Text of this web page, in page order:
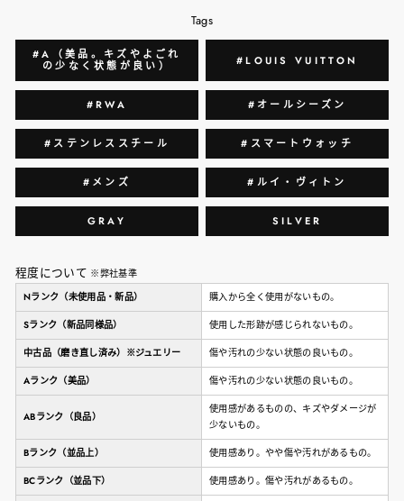
Tags
#A（美品。キズやよごれ
の少なく状態が良い）
#LOUIS VUITTON
#RWA #オールシーズン
#ステンレススチール #スマートウォッチ
#メンズ #ルイ・ヴィトン
GRAY SILVER
程度について ※弊社基準
Nランク（未使用品・新品）
購入から全く使用がないもの。
Sランク（新品同様品） 使用した形跡が感じられないもの。
中古品（磨き直し済み）※ジュエリー 傷や汚れの少ない状態の良いもの。
Aランク（美品） 傷や汚れの少ない状態の良いもの。
ABランク（良品）
使用感があるものの、キズやダメージが
少ないもの。
Bランク（並品上） 使用感あり。やや傷や汚れがあるもの。
BCランク（並品下） 使用感あり。傷や汚れがあるもの。